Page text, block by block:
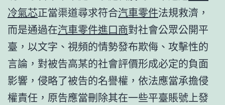
冷氣芯正當渠道尋求符合汽車零件法規救濟，
而是通過在汽車零件進口商對社會公眾公開平
臺，以文字、視頻的情勢發布欺侮、攻擊性的
言論，對被告高某的社會評價形成必定的負面
影響，侵略了被告的名譽權，依法應當承擔侵
權責任，原告應當刪除其在一些平臺賬號上發